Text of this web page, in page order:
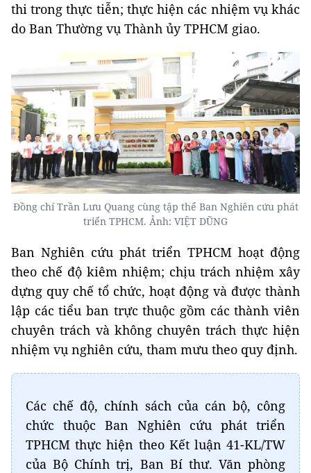
thi trong thực tiễn; thực hiện các nhiệm vụ khác
do Ban Thường vụ Thành ủy TPHCM giao.
Đồng chí Trần Lưu Quang cùng tập thể Ban Nghiên cứu phát
triển TPHCM. Ảnh: VIỆT DŨNG
Ban Nghiên cứu phát triển TPHCM hoạt động
theo chế độ kiêm nhiệm; chịu trách nhiệm xây
dựng quy chế tổ chức, hoạt động và được thành
lập các tiểu ban trực thuộc gồm các thành viên
chuyên trách và không chuyên trách thực hiện
nhiệm vụ nghiên cứu, tham mưu theo quy định.
Các chế độ, chính sách của cán bộ, công
chức thuộc Ban Nghiên cứu phát triển
TPHCM thực hiện theo Kết luận 41-KL/TW
của Bộ Chính trị, Ban Bí thư. Văn phòng